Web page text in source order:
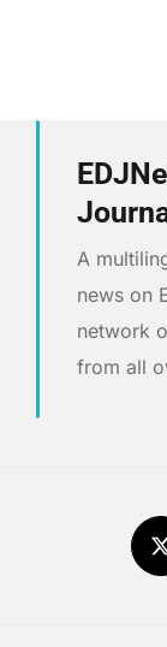
A
news on
network
from all